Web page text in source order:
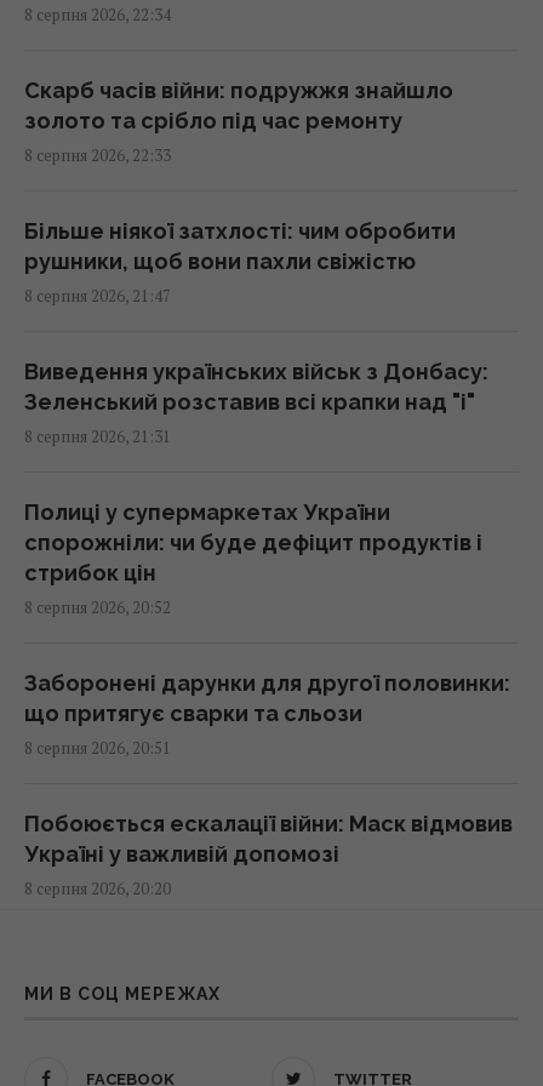
до Путіна на тлі ударів по Україні
У СРСР створили систему "судного дня",
яка досі може знищити людство
"Це дуже боляче": син Байдена розповів
про стан здоров’я свого батька
Путін стягнув у Москву ППО з усієї Росії, але
збитки все одно шалені, - Зеленський
Коли Україна почне виробництво ракет до
Patriot: Зеленський сказав, від чого
залежать строки
Прихована мобілізація й маніпуляції:
Зеленський розкрив подальші плани Путіна
Астролог Влад Росс здивував новим
прогнозом щодо завершення війни в
ATACMS і гусеничні версії "Хаймарсів"
8 серпня 2026, 22:34
Скарб часів війни: подружжя знайшло
золото та срібло під час ремонту
8 серпня 2026, 22:33
Більше ніякої затхлості: чим обробити
рушники, щоб вони пахли свіжістю
8 серпня 2026, 21:47
Виведення українських військ з Донбасу:
Зеленський розставив всі крапки над "і"
8 серпня 2026, 21:31
Полиці у супермаркетах України
спорожніли: чи буде дефіцит продуктів і
стрибок цін
8 серпня 2026, 20:52
Заборонені дарунки для другої половинки:
що притягує сварки та сльози
8 серпня 2026, 20:51
Побоюється ескалації війни: Маск відмовив
Україні у важливій допомозі
8 серпня 2026, 20:20
прізвища позашлюбним дітям
МИ В СОЦ МЕРЕЖАХ
FACEBOOK TWITTER